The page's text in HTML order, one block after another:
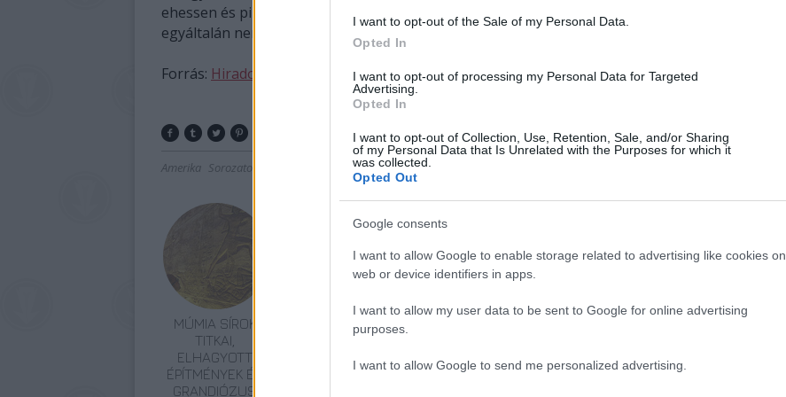
I want to opt-out of the Sale of my Personal Data.
Opted In
I want to opt-out of processing my Personal Data for Targeted
Advertising.
Opted In
I want to opt-out of Collection, Use, Retention, Sale, and/or Sharing
of my Personal Data that Is Unrelated with the Purposes for which it
was collected.
Opted Out
Google consents
I want to allow Google to enable storage related to advertising like cookies on
web or device identifiers in apps.
I want to allow my user data to be sent to Google for online advertising
purposes.
I want to allow Google to send me personalized advertising.
ehessen és pihenhessen - magyarázta a szóvivő. - Ilyen körülmények között
egyáltalán nem találom udvariatlannak ezt a lépést."
Forrás: Hirado.hu
Amerika Sorozatok
MÚMIA SÍROK
TITKAI,
ELHAGYOTT
ÉPÍTMÉNYEK ÉS
GRANDIÓZUS